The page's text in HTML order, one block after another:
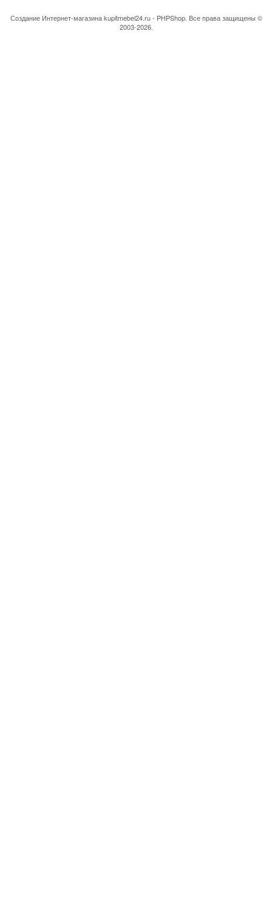
Создание Интернет-магазинаkupitmebel24.ru - PHPShop. Все права защищены ©
2003-2026.